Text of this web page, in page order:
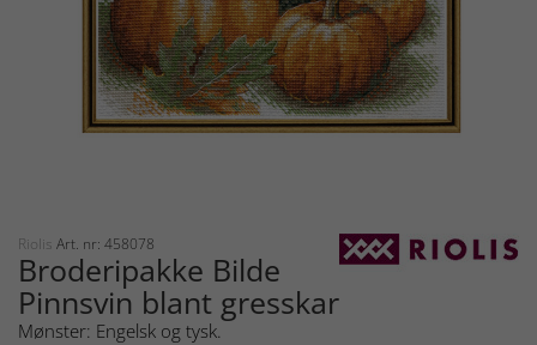
Riolis Art. nr: 458078
Broderipakke Bilde
Pinnsvin blant gresskar
Mønster: Engelsk og tysk.